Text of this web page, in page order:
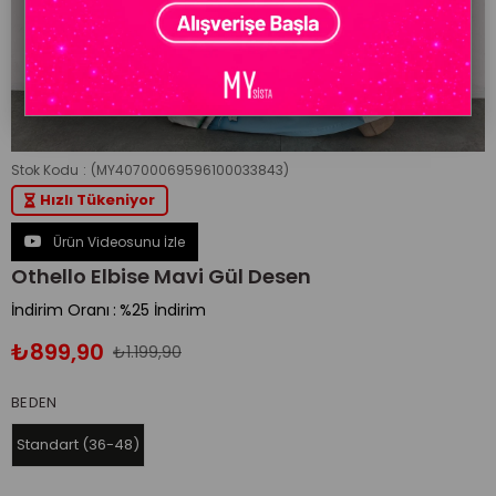
Stok Kodu (MY40700069596100033843)
Hızlı Tükeniyor
Ürün Videosunu İzle
Othello Elbise Mavi Gül Desen
İndirim Oranı : %25 İndirim
₺1.199,90
₺899,90
BEDEN
Standart (36-48)